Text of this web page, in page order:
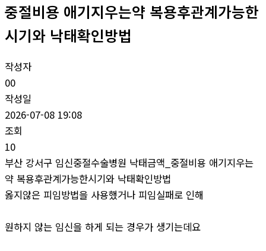
중절비용 애기지우는약 복용후관계가능한
시기와 낙태확인방법
작성자
00
작성일
2026-07-08 19:08
조회
10
부산 강서구 임신중절수술병원 낙태금액_중절비용 애기지우는
약 복용후관계가능한시기와 낙태확인방법
옳지않은 피임방법을 사용했거나 피임실패로 인해
원하지 않는 임신을 하게 되는 경우가 생기는데요